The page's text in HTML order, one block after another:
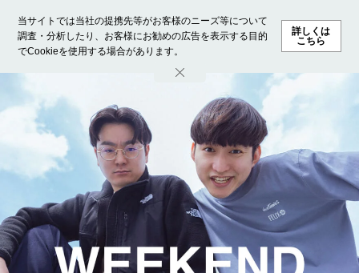
当サイトでは当社の提携先等がお客様のニーズ等について
調査・分析したり、お客様にお勧めの広告を表示する目的
でCookieを使用する場合があります。
詳しくは
こちら
ホーム モデル募集 ランキング ファッション ビューテ